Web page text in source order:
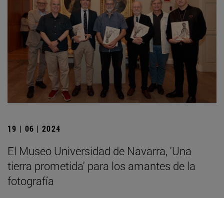
19 | 06 | 2024
El Museo Universidad de Navarra, 'Una
tierra prometida' para los amantes de la
fotografía